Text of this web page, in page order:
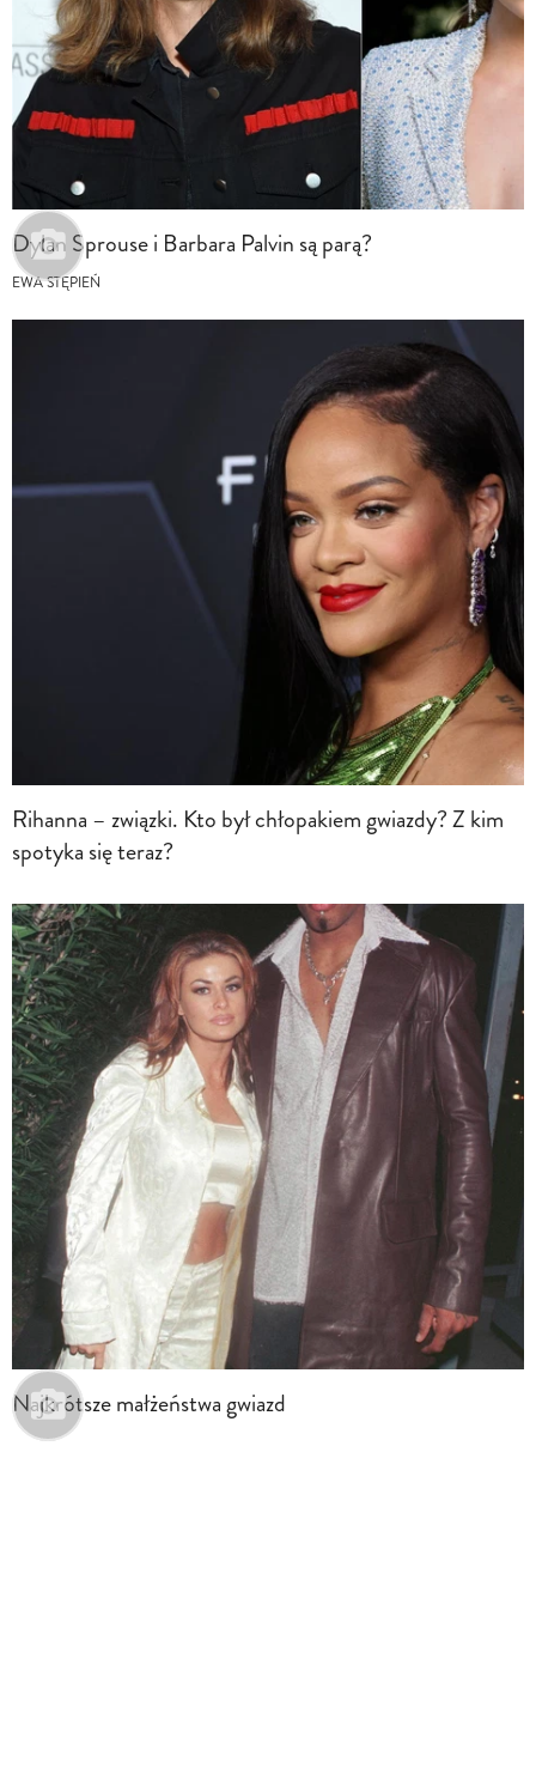
Dylan Sprouse i Barbara Palvin są parą?
EWA STĘPIEŃ
Rihanna – związki. Kto był chłopakiem gwiazdy? Z kim
spotyka się teraz?
Najkrótsze małżeństwa gwiazd